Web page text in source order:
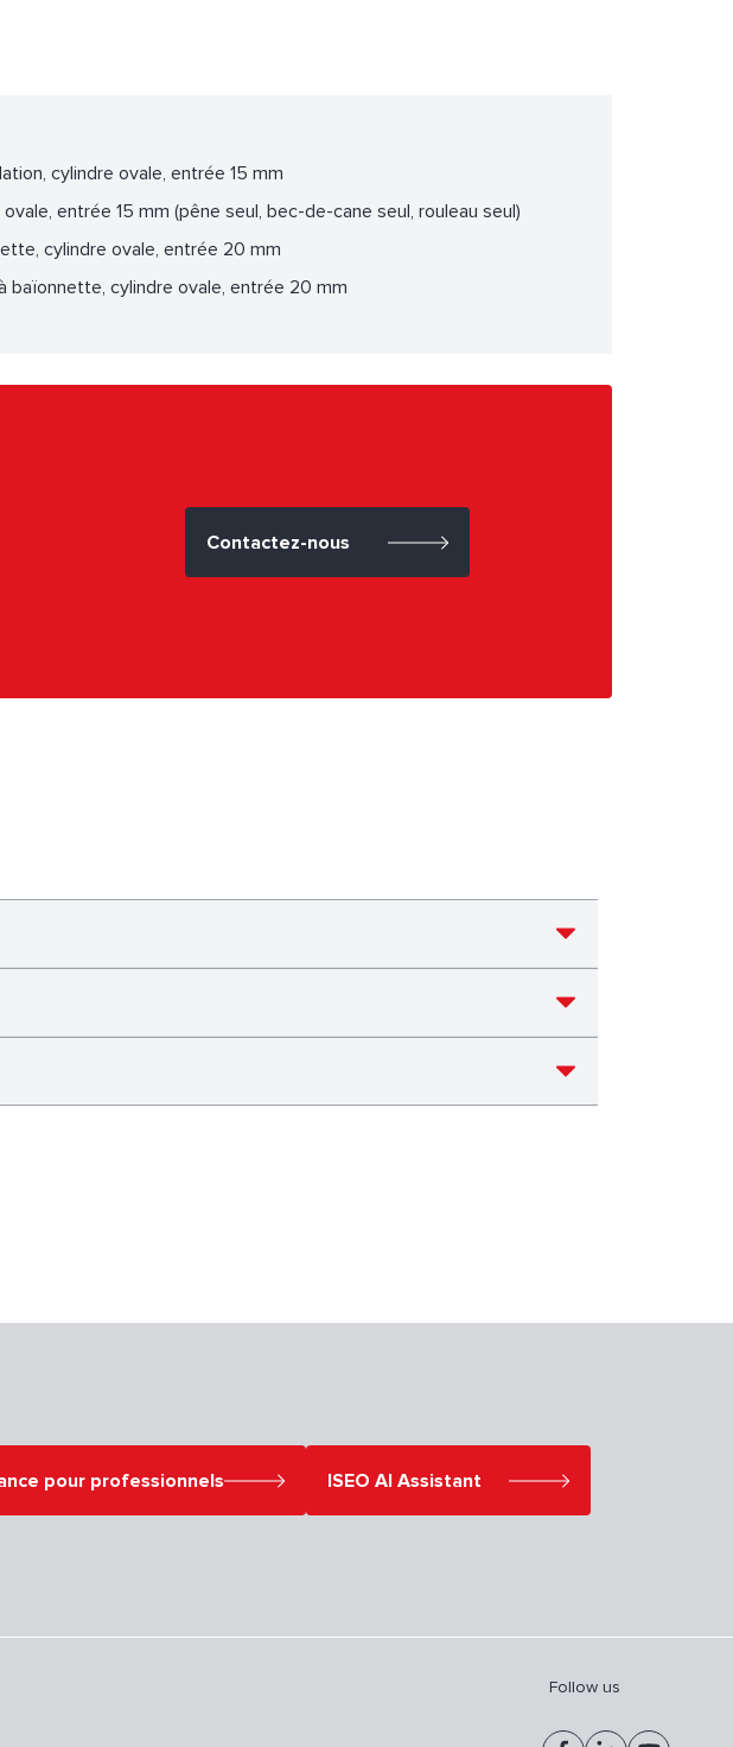
cylindre ovale, entrée 15 mm
entrée 15 mm (pêne seul, bec-de-cane seul, rouleau seul)
cylindre ovale, entrée 20 mm
baïonnette, cylindre ovale, entrée 20 mm
Contactez-nous
pour professionnels ISEO AI Assistant
Follow us